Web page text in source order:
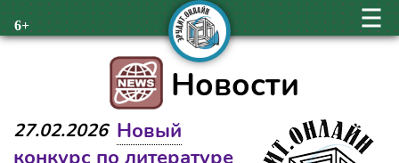
6+
Новости
27.02.2026 Новый
конкурс по литературе